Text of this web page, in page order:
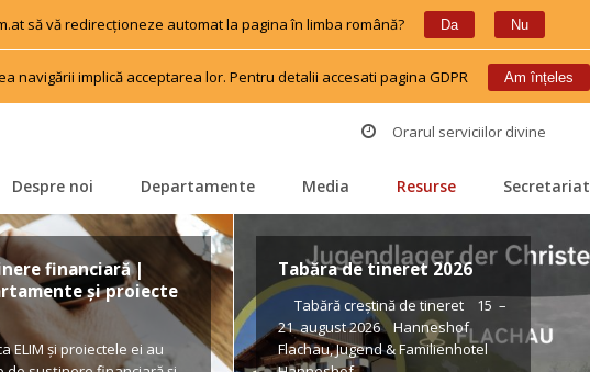
să vă redirecționeze automat la pagina în limba română? Da Nu
navigării implică acceptarea lor. Pentru detalii accesati pagina GDPR Am înțele
Orarul serviciilor divine
Despre noi Departamente Media Resurse Secretariat
financiară |
și proiecte
ELIM și proiectele ei au
Tabăra de tineret 2026
Tabără creștină de tineret 15 –
21 august 2026 Hanneshof
Flachau, Jugend & Familienhotel